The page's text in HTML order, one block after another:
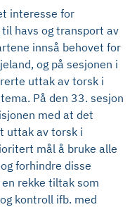
interesse for
havs og transport av
innså behovet for
og på sesjonen i
uttak av torsk i
På den 33. sesjon
med at det
uttak av torsk i
mål å bruke alle
forhindre disse
rekke tiltak som
kontroll ifb. med